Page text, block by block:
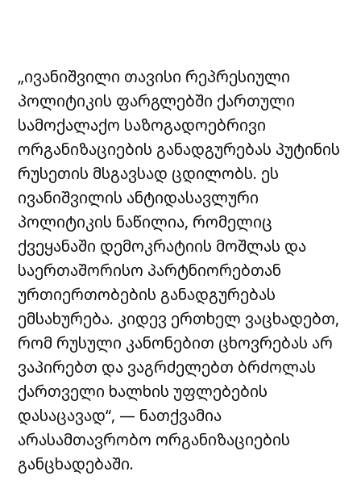
„ივანიშვილი თავისი რეპრესიული
პოლიტიკის ფარგლებში ქართული
სამოქალაქო საზოგადოებრივი
ორგანიზაციების განადგურებას პუტინის
რუსეთის მსგავსად ცდილობს. ეს
ივანიშვილის ანტიდასავლური
პოლიტიკის ნაწილია, რომელიც
ქვეყანაში დემოკრატიის მოშლას და
საერთაშორისო პარტნიორებთან
ურთიერთობების განადგურებას
ემსახურება. კიდევ ერთხელ ვაცხადებთ,
რომ რუსული კანონებით ცხოვრებას არ
ვაპირებთ და ვაგრძელებთ ბრძოლას
ქართველი ხალხის უფლებების
დასაცავად“, — ნათქვამია
არასამთავრობო ორგანიზაციების
განცხადებაში.